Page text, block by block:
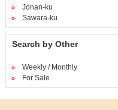
Jonan-ku
Sawara-ku
Search by Other
Weekly / Monthly
For Sale